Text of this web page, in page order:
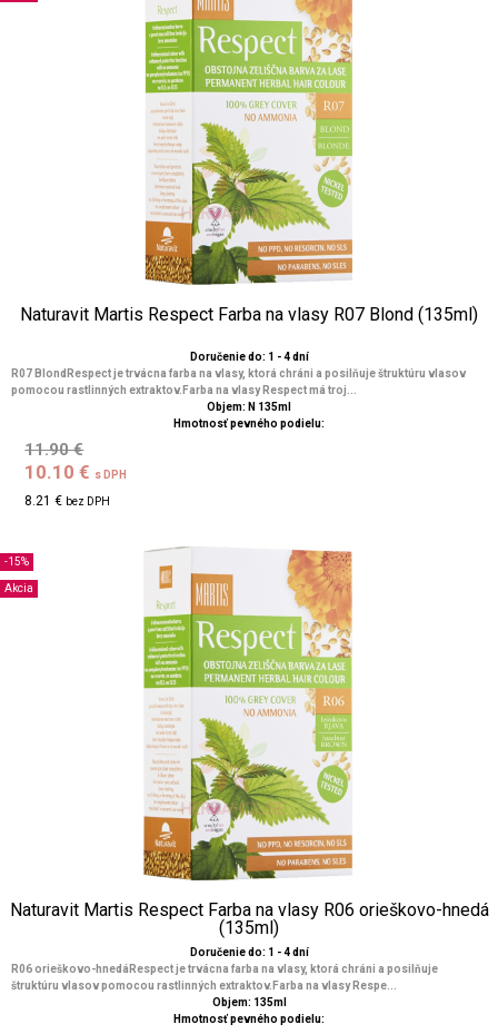
Naturavit Martis Respect Farba na vlasy R07 Blond (135ml)
Doručenie do: 1 - 4 dní
R07 BlondRespect je trvácna farba na vlasy, ktorá chráni a posilňuje štruktúru vlasov
pomocou rastlinných extraktov.Farba na vlasy Respect má troj...
Objem: N 135ml
Hmotnosť pevného podielu:
11.90 €
10.10 € s DPH
8.21 € bez DPH
-15%
Akcia
Naturavit Martis Respect Farba na vlasy R06 orieškovo-hnedá
(135ml)
Doručenie do: 1 - 4 dní
R06 orieškovo-hnedáRespect je trvácna farba na vlasy, ktorá chráni a posilňuje
štruktúru vlasov pomocou rastlinných extraktov.Farba na vlasy Respe...
Objem: 135ml
Hmotnosť pevného podielu: